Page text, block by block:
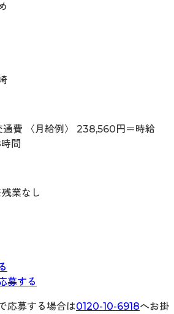
通費 〈月給例〉 238,560円＝時給
間
業なし
募する
応募する場合は0120-10-6918へお掛